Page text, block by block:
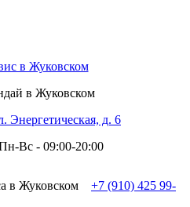
в Жуковском
Энергетическая, д. 6
Вc - 09:00-20:00
+7 (910) 425 99-